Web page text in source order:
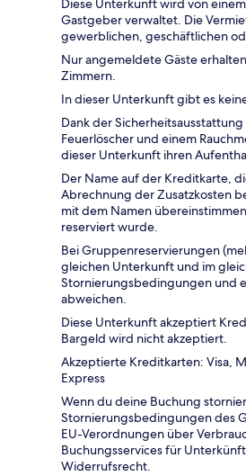
Diese Unterkunft wird von
Gastgeber verwaltet. Die
gewerblichen, geschäftlichen
Nur angemeldete Gäste
Zimmern.
In dieser Unterkunft gibt es
Dank der
Feuerlöscher und einem
dieser Unterkunft ihren
Der Name auf der Kreditkarte,
Abrechnung der Zusatzkosten
mit dem Namen
reserviert wurde.
Bei Gruppenreservierungen
gleichen Unterkunft und im
Stornierungsbedingungen und
abweichen.
Diese Unterkunft akzeptiert
Bargeld wird nicht akzeptiert.
Akzeptierte Kreditkarten: Visa,
Express
Wenn du deine Buchung
Stornierungsbedingungen des
EU-Verordnungen über
Buchungsservices für
Widerrufsrecht.